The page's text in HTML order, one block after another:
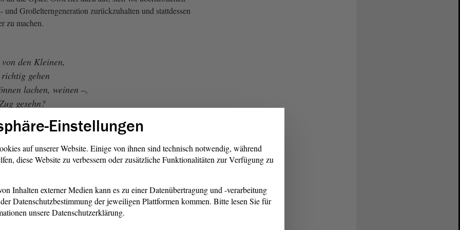
Großelterngeneration zurückzuhalten und stattdessen
zu machen.
den Kleinen,
gehen
lachen, weinen –,
gesehn?
aus Lublin“
finde auf den Tag genau 72 Jahre nach der Befreiung des
Birkenau durch die Rote Armee statt, sagte
zu Beginn seiner Ansprache. Auschwitz sei zum
Einstellungen
auf unserer Website. Einige von ihnen sind technisch notwendig, während
diese Website zu verbessern oder zusätzliche Funktionalitäten zur Verfügung zu
Inhalten externer Medien kann es zu einer Datenübertragung und -verarbeitung
Datenschutzbestimmung der jeweiligen Plattformen kommen. Bitte lesen Sie für
unsere Datenschutzerklärung.